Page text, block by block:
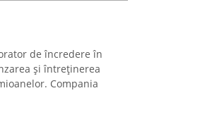
de încredere în
și întreținerea
Compania